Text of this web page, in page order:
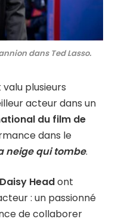
dans Ted Lasso.
plusieurs
acteur dans un
du film de
dans le
neige qui tombe.
Daisy Headont
: un passionné
de collaborer